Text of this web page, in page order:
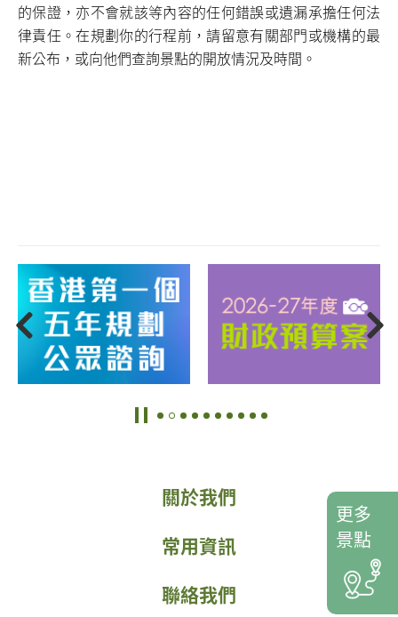
的保證，亦不會就該等內容的任何錯誤或遺漏承擔任何法
律責任。在規劃你的行程前，請留意有關部門或機構的最
新公布，或向他們查詢景點的開放情況及時間。
關於我們
常用資訊
聯絡我們
更多
景點